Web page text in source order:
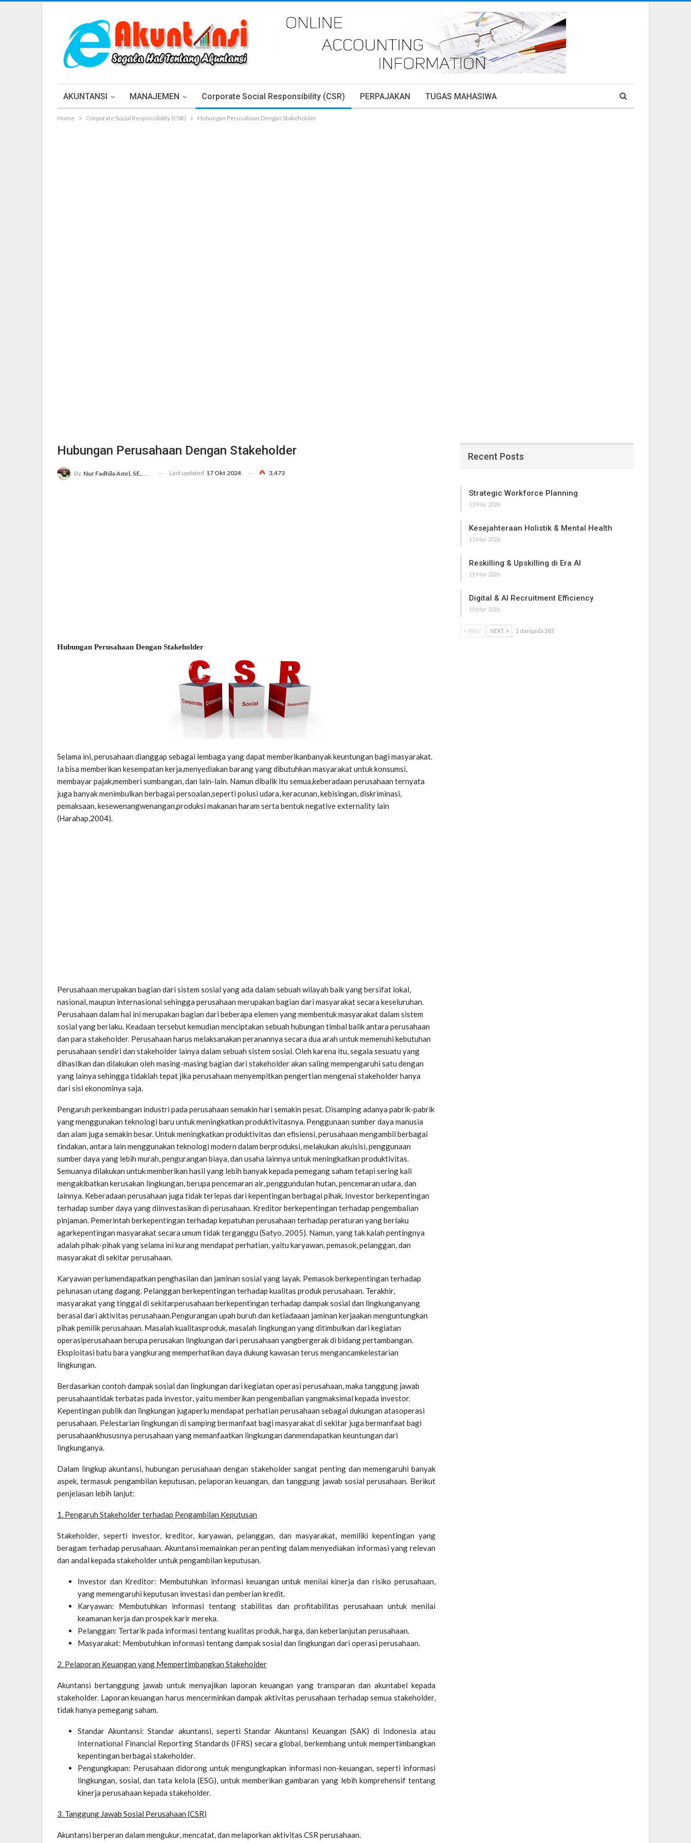
AKUNTANSI MANAJEMEN Corporate Social Responsibility (CSR) PERPAJAKAN TUGAS MAHASIWA
Home Corporate Social Responsibility (CSR) Hubungan Perusahaan Dengan Stakeholder
Hubungan Perusahaan Dengan Stakeholder
By Nur Fadhila Amri, SE., Ak., M.Si Last updated 17 Okt 2024 3,473
Hubungan Perusahaan Dengan Stakeholder
Selama ini, perusahaan dianggap sebagai lembaga yang dapat memberikanbanyak keuntungan bagi masyarakat.
Ia bisa memberikan kesempatan kerja,menyediakan barang yang dibutuhkan masyarakat untuk konsumsi,
membayar pajak,memberi sumbangan, dan lain-lain. Namun dibalik itu semua,keberadaan perusahaan ternyata
juga banyak menimbulkan berbagai persoalan,seperti polusi udara, keracunan, kebisingan, diskriminasi,
pemaksaan, kesewenangwenangan,produksi makanan haram serta bentuk negative externality lain
(Harahap,2004).
Perusahaan merupakan bagian dari sistem sosial yang ada dalam sebuah wilayah baik yang bersifat lokal,
nasional, maupun internasional sehingga perusahaan merupakan bagian dari masyarakat secara keseluruhan.
Perusahaan dalam hal ini merupakan bagian dari beberapa elemen yang membentuk masyarakat dalam sistem
sosial yang berlaku. Keadaan tersebut kemudian menciptakan sebuah hubungan timbal balik antara perusahaan
dan para stakeholder. Perusahaan harus melaksanakan peranannya secara dua arah untuk memenuhi kebutuhan
perusahaan sendiri dan stakeholder lainya dalam sebuah sistem sosial. Oleh karena itu, segala sesuatu yang
dihasilkan dan dilakukan oleh masing-masing bagian dari stakeholder akan saling mempengaruhi satu dengan
yang lainya sehingga tidaklah tepat jika perusahaan menyempitkan pengertian mengenai stakeholder hanya
dari sisi ekonominya saja.
Pengaruh perkembangan industri pada perusahaan semakin hari semakin pesat. Disamping adanya pabrik-pabrik
yang menggunakan teknologi baru untuk meningkatkan produktivitasnya. Penggunaan sumber daya manusia
dan alam juga semakin besar. Untuk meningkatkan produktivitas dan efisiensi, perusahaan mengambil berbagai
tindakan, antara lain menggunakan teknologi modern dalam berproduksi, melakukan akuisisi, penggunaan
sumber daya yang lebih murah, pengurangan biaya, dan usaha lainnya untuk meningkatkan produktivitas.
Semuanya dilakukan untuk memberikan hasil yang lebih banyak kepada pemegang saham tetapi sering kali
mengakibatkan kerusakan lingkungan, berupa pencemaran air, penggundulan hutan, pencemaran udara, dan
lainnya. Keberadaan perusahaan juga tidak terlepas dari kepentingan berbagai pihak. Investor berkepentingan
terhadap sumber daya yang diinvestasikan di perusahaan. Kreditor berkepentingan terhadap pengembalian
pinjaman. Pemerintah berkepentingan terhadap kepatuhan perusahaan terhadap peraturan yang berlaku
agarkepentingan masyarakat secara umum tidak terganggu (Satyo, 2005). Namun, yang tak kalah pentingnya
adalah pihak-pihak yang selama ini kurang mendapat perhatian, yaitu karyawan, pemasok, pelanggan, dan
masyarakat di sekitar perusahaan.
Karyawan perlumendapatkan penghasilan dan jaminan sosial yang layak. Pemasok berkepentingan terhadap
pelunasan utang dagang. Pelanggan berkepentingan terhadap kualitas produk perusahaan. Terakhir,
masyarakat yang tinggal di sekitarperusahaan berkepentingan terhadap dampak sosial dan lingkunganyang
berasal dari aktivitas perusahaan.Pengurangan upah buruh dan ketiadaaan jaminan kerjaakan menguntungkan
pihak pemilik perusahaan. Masalah kualitasproduk, masalah lingkungan yang ditimbulkan dari kegiatan
operasiperusahaan berupa perusakan lingkungan dari perusahaan yangbergerak di bidang pertambangan.
Eksploitasi batu bara yangkurang memperhatikan daya dukung kawasan terus mengancamkelestarian
lingkungan.
Berdasarkan contoh dampak sosial dan lingkungan dari kegiatan operasi perusahaan, maka tanggung jawab
perusahaantidak terbatas pada investor, yaitu memberikan pengembalian yangmaksimal kepada investor.
Kepentingan publik dan lingkungan jugaperlu mendapat perhatian perusahaan sebagai dukungan atasoperasi
perusahaan. Pelestarian lingkungan di samping bermanfaat bagi masyarakat di sekitar juga bermanfaat bagi
perusahaankhususnya perusahaan yang memanfaatkan lingkungan danmendapatkan keuntungan dari
lingkunganya.
Dalam lingkup akuntansi, hubungan perusahaan dengan stakeholder sangat penting dan memengaruhi banyak
aspek, termasuk pengambilan keputusan, pelaporan keuangan, dan tanggung jawab sosial perusahaan. Berikut
penjelasan lebih lanjut:
1. Pengaruh Stakeholder terhadap Pengambilan Keputusan
Stakeholder, seperti investor, kreditor, karyawan, pelanggan, dan masyarakat, memiliki kepentingan yang
beragam terhadap perusahaan. Akuntansi memainkan peran penting dalam menyediakan informasi yang relevan
dan andal kepada stakeholder untuk pengambilan keputusan.
Investor dan Kreditor: Membutuhkan informasi keuangan untuk menilai kinerja dan risiko perusahaan,
yang memengaruhi keputusan investasi dan pemberian kredit.
Karyawan: Membutuhkan informasi tentang stabilitas dan profitabilitas perusahaan untuk menilai
keamanan kerja dan prospek karir mereka.
Pelanggan: Tertarik pada informasi tentang kualitas produk, harga, dan keberlanjutan perusahaan.
Masyarakat: Membutuhkan informasi tentang dampak sosial dan lingkungan dari operasi perusahaan.
2. Pelaporan Keuangan yang Mempertimbangkan Stakeholder
Akuntansi bertanggung jawab untuk menyajikan laporan keuangan yang transparan dan akuntabel kepada
stakeholder. Laporan keuangan harus mencerminkan dampak aktivitas perusahaan terhadap semua stakeholder,
tidak hanya pemegang saham.
Standar Akuntansi: Standar akuntansi, seperti Standar Akuntansi Keuangan (SAK) di Indonesia atau
International Financial Reporting Standards (IFRS) secara global,berkembang untuk mempertimbangkan
kepentingan berbagai stakeholder.
Pengungkapan: Perusahaan didorong untuk mengungkapkan informasi non-keuangan, seperti informasi
lingkungan, sosial, dan tata kelola (ESG), untuk memberikan gambaran yang lebih komprehensif tentang
kinerja perusahaan kepada stakeholder.
3. Tanggung Jawab Sosial Perusahaan (CSR)
Akuntansi berperan dalam mengukur, mencatat, dan melaporkan aktivitas CSR perusahaan.
Recent Posts
Strategic Workforce Planning
13 Mar 2026
Kesejahteraan Holistik & Mental Health
12 Mar 2026
Reskilling & Upskilling di Era AI
11 Mar 2026
Digital & AI Recruitment Efficiency
10 Mar 2026
PREV NEXT 1 daripada 183